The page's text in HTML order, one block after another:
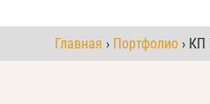
Главная › Портфолио › КП